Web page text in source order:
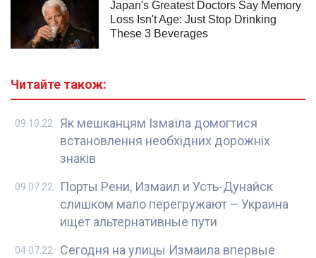
Читайте також:
Як мешканцям Ізмаїла домогтися
встановлення необхідних дорожніх
знаків
09.10.22
Порты Рени, Измаил и Усть-Дунайск
слишком мало перегружают – Украина
ищет альтернативные пути
09.07.22
Сегодня на улицы Измаила впервые
04.07.22